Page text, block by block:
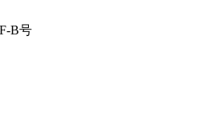
B号